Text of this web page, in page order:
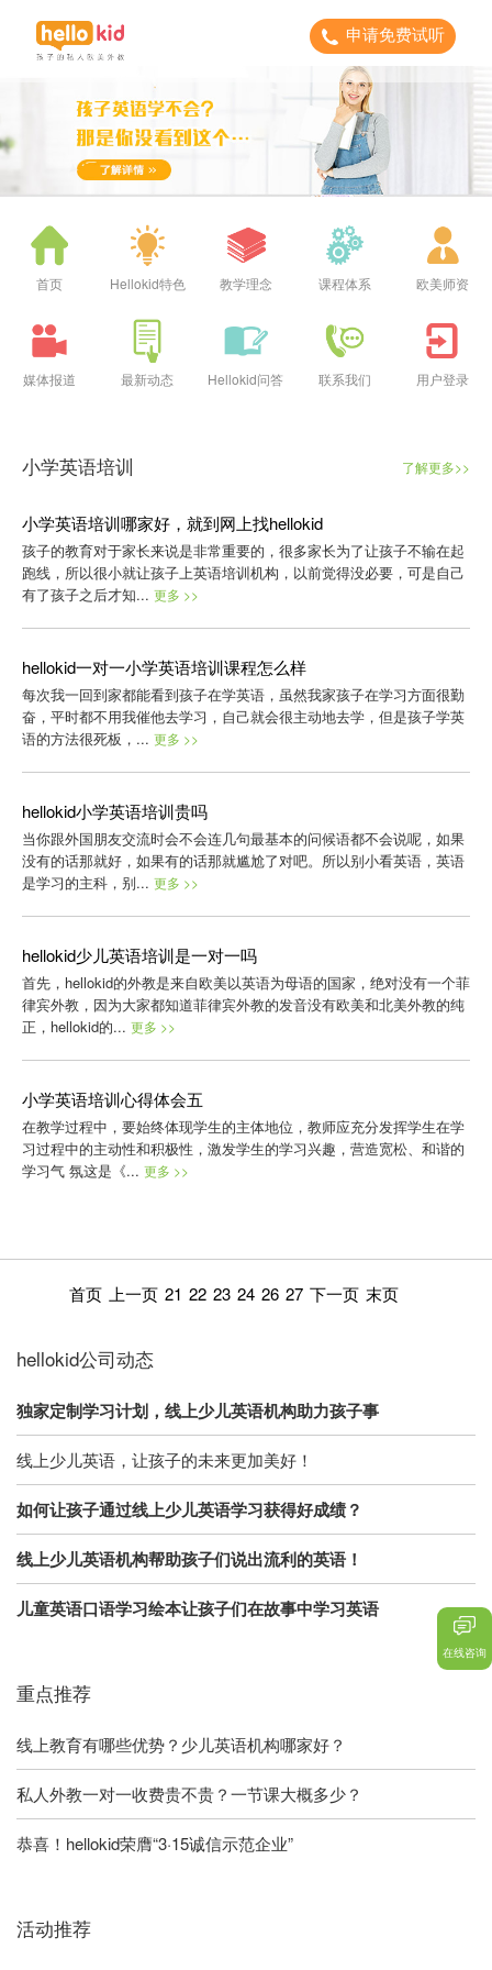
申请免费试听
首页 Hellokid特色 教学理念 课程体系 欧美师资
媒体报道 最新动态 Hellokid问答 联系我们 用户登录
小学英语培训 了解更多>>
小学英语培训哪家好，就到网上找hellokid
孩子的教育对于家长来说是非常重要的，很多家长为了让孩子不输在起
跑线，所以很小就让孩子上英语培训机构，以前觉得没必要，可是自己
有了孩子之后才知... 更多 >>
hellokid一对一小学英语培训课程怎么样
每次我一回到家都能看到孩子在学英语，虽然我家孩子在学习方面很勤
奋，平时都不用我催他去学习，自己就会很主动地去学，但是孩子学英
语的方法很死板，... 更多 >>
hellokid小学英语培训贵吗
当你跟外国朋友交流时会不会连几句最基本的问候语都不会说呢，如果
没有的话那就好，如果有的话那就尴尬了对吧。所以别小看英语，英语
是学习的主科，别... 更多 >>
hellokid少儿英语培训是一对一吗
首先，hellokid的外教是来自欧美以英语为母语的国家，绝对没有一个菲
律宾外教，因为大家都知道菲律宾外教的发音没有欧美和北美外教的纯
正，hellokid的... 更多 >>
小学英语培训心得体会五
在教学过程中，要始终体现学生的主体地位，教师应充分发挥学生在学
习过程中的主动性和积极性，激发学生的学习兴趣，营造宽松、和谐的
学习气 氛这是《... 更多 >>
首页 上一页 21 22 23 24 26 27 下一页 末页
hellokid公司动态
独家定制学习计划，线上少儿英语机构助力孩子事
线上少儿英语，让孩子的未来更加美好！
如何让孩子通过线上少儿英语学习获得好成绩？
线上少儿英语机构帮助孩子们说出流利的英语！
儿童英语口语学习绘本让孩子们在故事中学习英语
重点推荐
线上教育有哪些优势？少儿英语机构哪家好？
私人外教一对一收费贵不贵？一节课大概多少？
恭喜！hellokid荣膺“3·15诚信示范企业”
活动推荐
在线咨询